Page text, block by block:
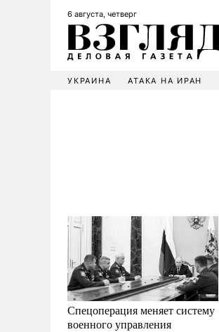
6 августа, четверг
УКРАИНА АТАКА НА ИРАН
Спецоперация меняет систему
военного управления